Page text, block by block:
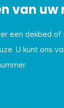
van uw
een dekbed
U kunt ons